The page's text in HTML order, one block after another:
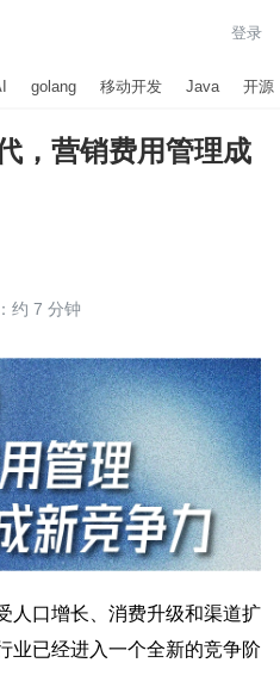
登录
golang 移动开发 Java 开源
，营销费用管理成
约 7 分钟
人口增长、消费升级和渠道扩
业已经进入一个全新的竞争阶